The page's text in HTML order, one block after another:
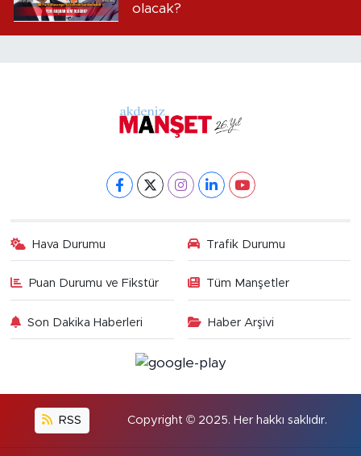
olacak?
Hava Durumu Trafik Durumu
Puan Durumu ve Fikstür Tüm Manşetler
Son Dakika Haberleri Haber Arşivi
RSS Copyright © 2025. Her hakkı saklıdır.